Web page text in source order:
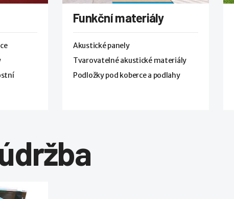
Funkční materiály
Akustické panely
Tvarovatelné akustické materiály
Podložky pod koberce a podlahy